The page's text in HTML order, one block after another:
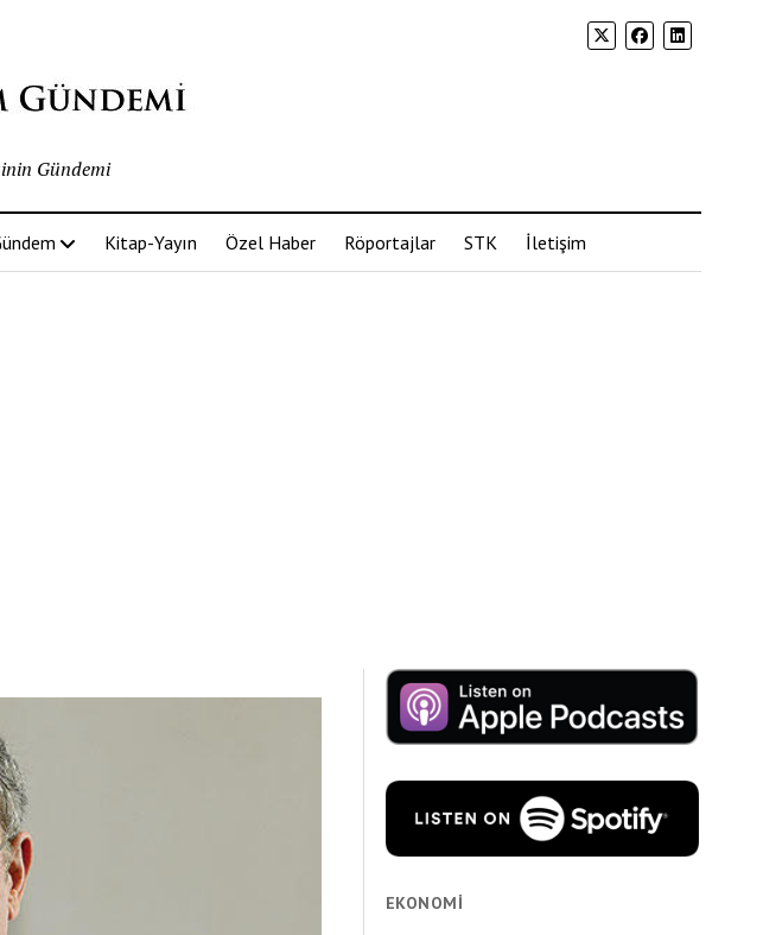
Gündemi
Kitap-Yayın Özel Haber Röportajlar STK İletişim
EKONOMI